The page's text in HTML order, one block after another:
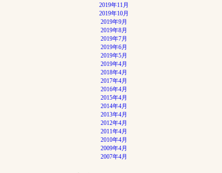
2019年11月
2019年10月
2019年9月
2019年8月
2019年7月
2019年6月
2019年5月
2019年4月
2018年4月
2017年4月
2016年4月
2015年4月
2014年4月
2013年4月
2012年4月
2011年4月
2010年4月
2009年4月
2007年4月